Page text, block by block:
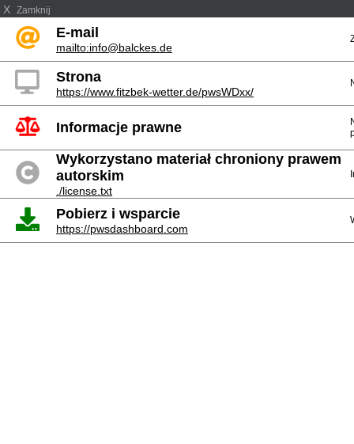
X Zamknij
E-mail
mailto:info@balckes.de
Strona
https://www.fitzbek-wetter.de/pwsWDxx/
Informacje prawne
Wykorzystano materiał chroniony prawem
autorskim
./license.txt
Pobierz i wsparcie
https://pwsdashboard.com